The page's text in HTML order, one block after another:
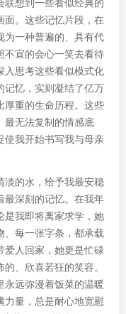
联想到一些看似经典的
面。这些记忆片段，在
为一种普遍的、具有代
不宣的会心一笑去看待
入思考这些看似模式化
记忆，实则凝结了亿万
厚重的生命历程。这些
最无法复制的情感底
使我开始书写我与母亲
淡的水，给予我最安稳
最深刻的记忆。在我年
是我即将离家求学，她
、每一张字条，都承载
爱人回家，她更是忙碌
、欣喜若狂的笑容。
永远弥漫着饭菜的温暖
力量，总是耐心地宽慰